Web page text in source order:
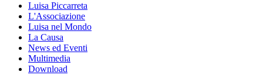
Luisa Piccarreta
L'Associazione
Luisa nel Mondo
La Causa
News ed Eventi
Multimedia
Download